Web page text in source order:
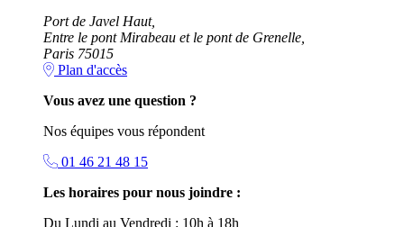
Port de Javel Haut,
Entre le pont Mirabeau et le pont de Grenelle,
Paris 75015
Plan d'accès
Vous avez une question ?
Nos équipes vous répondent
01 46 21 48 15
Les horaires pour nous joindre :
Du Lundi au Vendredi : 10h à 18h